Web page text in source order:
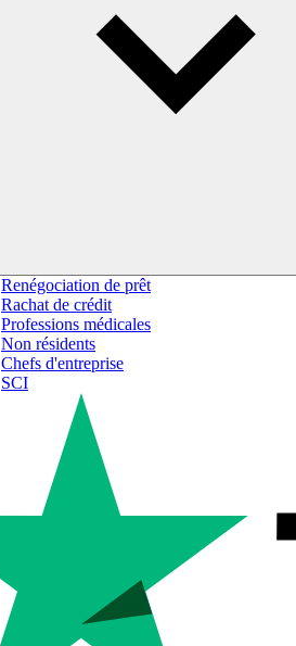
Renégociation de prêt
Rachat de crédit
Professions médicales
Non résidents
Chefs d'entreprise
SCI